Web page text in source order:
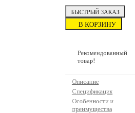
БЫСТРЫЙ ЗАКАЗ
В КОРЗИНУ
Рекомендованный
товар!
Описание
Спецификация
Особенности и
преимущества